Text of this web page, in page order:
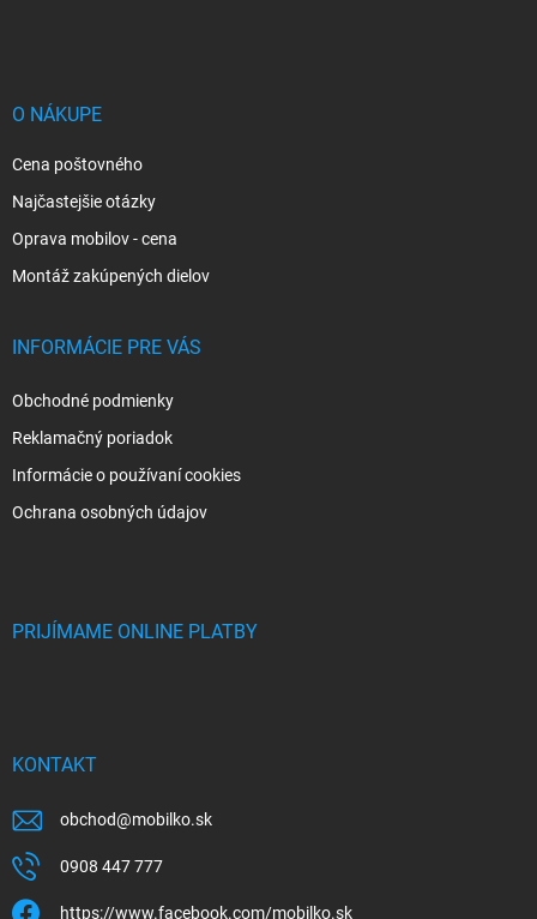
O NÁKUPE
Cena poštovného
Najčastejšie otázky
Oprava mobilov - cena
Montáž zakúpených dielov
INFORMÁCIE PRE VÁS
Obchodné podmienky
Reklamačný poriadok
Informácie o používaní cookies
Ochrana osobných údajov
PRIJÍMAME ONLINE PLATBY
KONTAKT
obchod@mobilko.sk
0908 447 777
https://www.facebook.com/mobilko.sk